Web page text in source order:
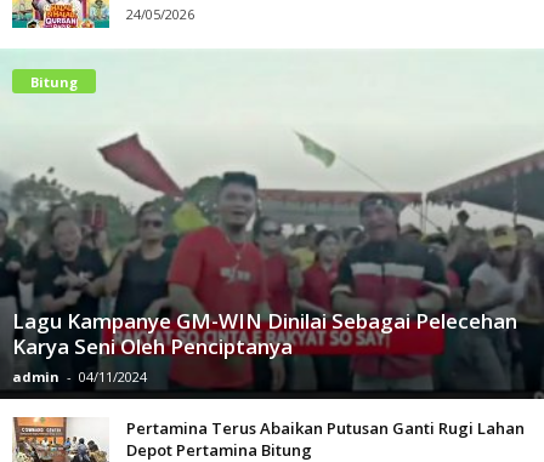
24/05/2026
Bitung
Lagu Kampanye GM-WIN Dinilai Sebagai Pelecehan
Karya Seni Oleh Penciptanya
admin - 04/11/2024
Pertamina Terus Abaikan Putusan Ganti Rugi Lahan
Depot Pertamina Bitung